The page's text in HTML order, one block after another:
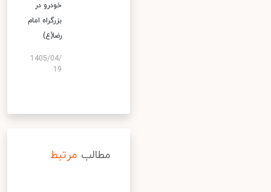
خودرو در
بزرگراه امام
رضا(ع)
1405/04/
19
مطالب مرتبط